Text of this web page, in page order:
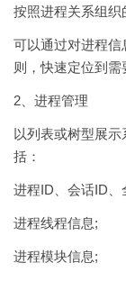
按照进程关系组织
可以通过对进程
则，快速定位到
2、进程管理
以列表或树型展
括：
进程ID、会话ID
进程线程信息;
进程模块信息;